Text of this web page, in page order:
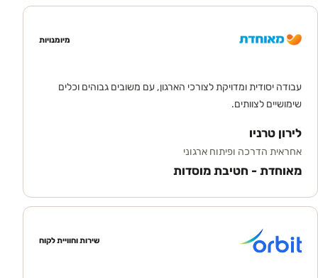
מיומנויות
עבודה יסודית ומדויקת לצורכי הארגון, עם משובים גבוהים וכלים
שימושיים לצוותים.
לירון טרניו
אחראית הדרכה ופיתוח ארגוני
מאוחדת - חטיבת מוסדות
שירות וחוויית לקוח